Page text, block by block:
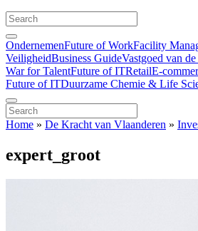
OndernemenFuture of WorkFacility
VeiligheidBusiness GuideVastgoed van
War for TalentFuture of ITRetailE-
Future of ITDuurzame Chemie & Life
Home » De Kracht van Vlaanderen »
expert_groot